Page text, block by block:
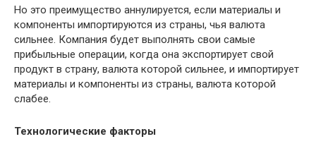
Но это преимущество аннулируется, если материалы и
компоненты импортируются из страны, чья валюта
сильнее. Компания будет выполнять свои самые
прибыльные операции, когда она экспортирует свой
продукт в страну, валюта которой сильнее, и импортирует
материалы и компоненты из страны, валюта которой
слабее.
Технологические факторы